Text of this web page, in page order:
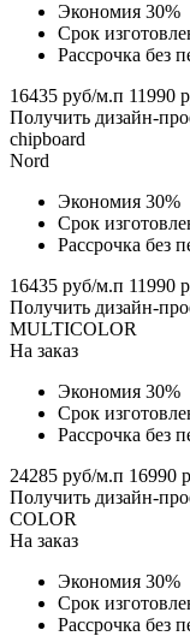
Экономия 30%
Срок
Рассрочка без
16435 руб/м.п 11990
Получить дизайн-
chipboard
Nord
Экономия 30%
Срок
Рассрочка без
16435 руб/м.п 11990
Получить дизайн-
MULTICOLOR
На заказ
Экономия 30%
Срок
Рассрочка без
24285 руб/м.п 16990
Получить дизайн-
COLOR
На заказ
Экономия 30%
Срок
Рассрочка без